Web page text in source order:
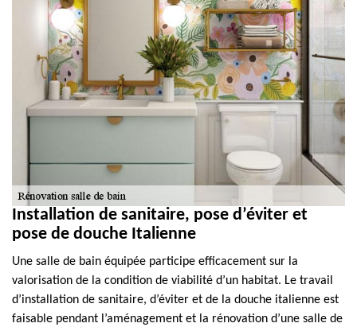
Installation de sanitaire, pose d’éviter et
pose de douche Italienne
Une salle de bain équipée participe efficacement sur la
valorisation de la condition de viabilité d’un habitat. Le travail
d’installation de sanitaire, d’éviter et de la douche italienne est
faisable pendant l’aménagement et la rénovation d’une salle de